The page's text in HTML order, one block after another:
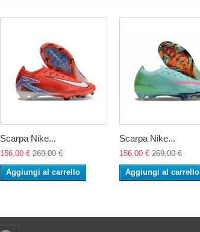
Scarpa Nike...
156,00 € 269,00 €
Aggiungi al carrello
Scarpa Nike...
156,00 € 269,00 €
Aggiungi al carrello